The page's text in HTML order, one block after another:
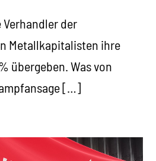
Verhandler der
Metallkapitalisten ihre
übergeben. Was von
[…]